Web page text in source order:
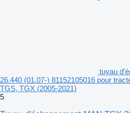
tuyau
26.440 (01.07-) 81152105016 pour
TGS, TGX (2005-2021)
5